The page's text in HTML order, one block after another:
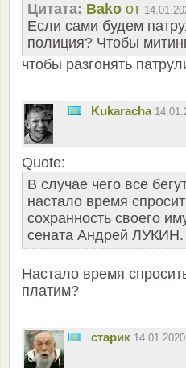
Цитата: Bako от
Если сами будем
полиция? Чтобы
чтобы разгонять
Kukaracha
Quote:
В случае чего все
настало время
сохранность своего
сената Андрей ЛУКИН.
Настало время
платим?
старик